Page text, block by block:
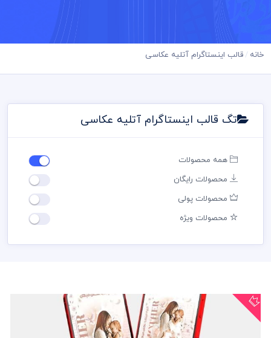
خانه قالب اینستاگرام آتلیه عکاسی
تگ قالب اینستاگرام آتلیه عکاسی
همه محصولات
محصولات رایگان
محصولات پولی
محصولات ویژه